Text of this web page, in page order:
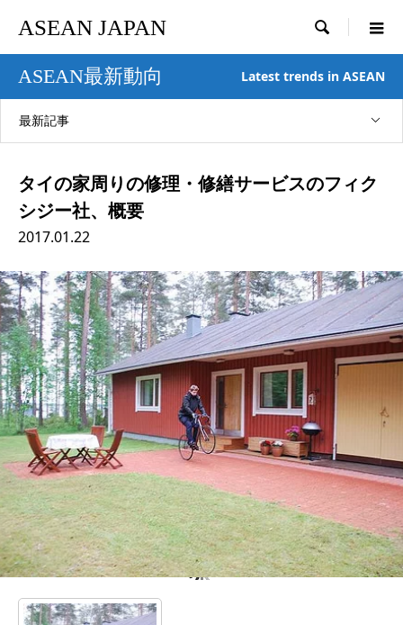
ASEAN JAPAN 
ASEAN最新動向 Latest trends in ASEAN
最新記事
タイの家周りの修理・修繕サービスのフィク
シジー社、概要
2017.01.22